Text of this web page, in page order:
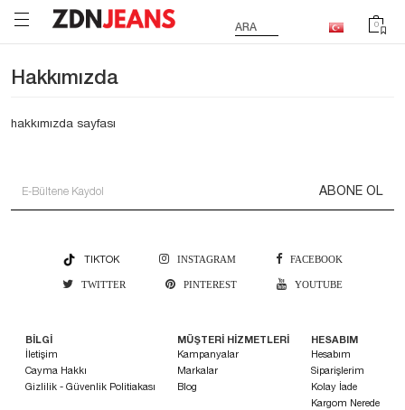
0
ARA
Hakkımızda
hakkımızda sayfası
ABONE OL
TIKTOK INSTAGRAM FACEBOOK
TWITTER PINTEREST YOUTUBE
BİLGİ
İletişim
Cayma Hakkı
Gizlilik - Güvenlik Politiakası
MÜŞTERİ HİZMETLERİ
Kampanyalar
Markalar
Blog
HESABIM
Hesabım
Siparişlerim
Kolay İade
Kargom Nerede